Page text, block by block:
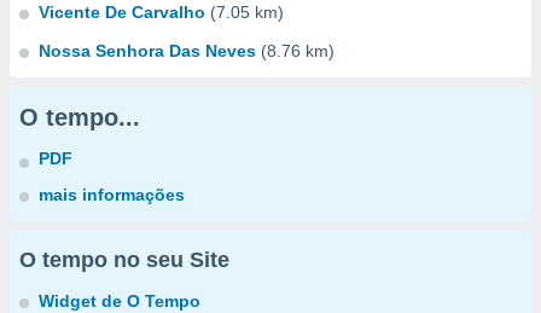
Vicente De Carvalho (7.05 km)
Nossa Senhora Das Neves (8.76 km)
O tempo...
PDF
mais informações
O tempo no seu Site
Widget de O Tempo